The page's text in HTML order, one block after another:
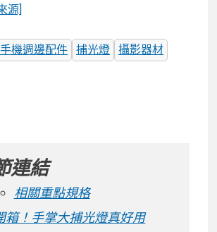
源]
手機週邊配件 捕光燈
攝影器材
連結
相關重點規格
箱！手掌大捕光燈真好用